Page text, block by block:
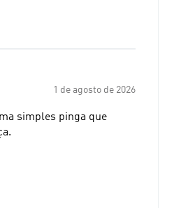
1 de agosto de 2026
simples pinga que